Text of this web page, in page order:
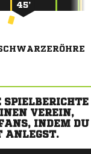
45’
SPIELBERICHTE
VEREIN,
INDEM DU
ANLEGST.